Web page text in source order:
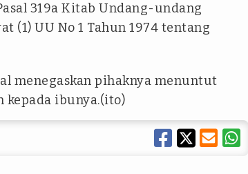
319a Kitab Undang-undang
(1) UU No 1 Tahun 1974 tentang
menegaskan pihaknya menuntut
kepada ibunya.(ito)